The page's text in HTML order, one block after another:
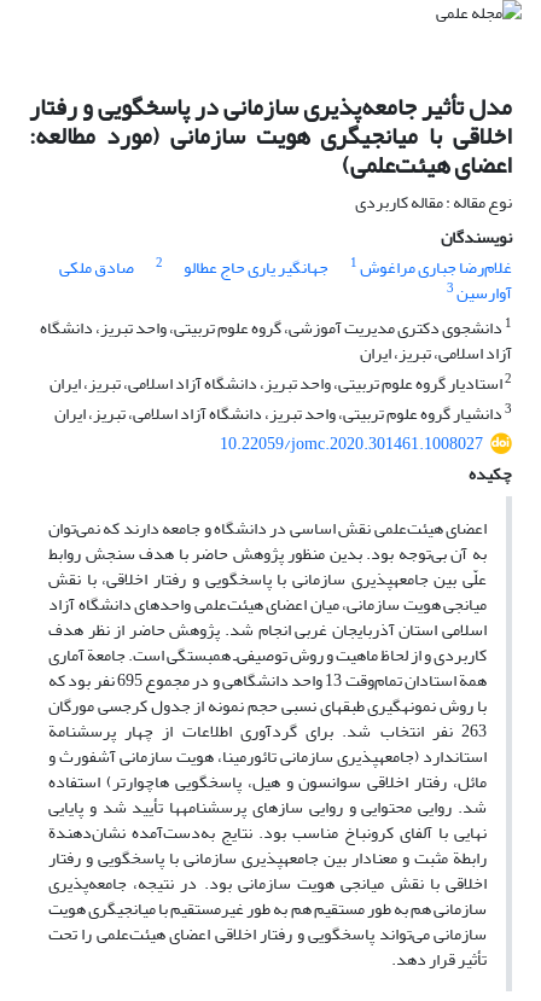
مدل تأثیر جامعه‌پذیری سازمانی در پاسخگویی و رفتار
اخلاقی با میانجیگری هویت سازمانی (مورد مطالعه:
اعضای هیئت‌علمی)
نوع مقاله : مقاله کاربردی
نویسندگان
غلام‌رضا جباری مراغوش1 جهانگیر یاری حاج عطالو 2 صادق ملکی
آوارسین3
1 دانشجوی دکتری مدیریت آموزشی، گروه علوم تربیتی، واحد تبریز، دانشگاه
آزاد اسلامی، تبریز، ایران
2استادیار گروه علوم تربیتی، واحد تبریز، دانشگاه آزاد اسلامی، تبریز، ایران
3دانشیار گروه علوم تربیتی، واحد تبریز، دانشگاه آزاد اسلامی، تبریز، ایران
10.22059/jomc.2020.301461.1008027
چکیده
اعضای هیئت‌علمی نقش اساسی در دانشگاه و جامعه دارند که نمی‌توان
به آن بی‌توجه بود. بدین منظور پژوهش حاضر با هدف سنجش روابط
علّی بین جامعه‏پذیری سازمانی با پاسخگویی و رفتار اخلاقی، با نقش
میانجی هویت سازمانی، میان اعضای هیئت‌علمی واحدهای دانشگاه آزاد
اسلامی استان آذربایجان غربی انجام شد. پژوهش حاضر از نظر هدف
کاربردی و از لحاظ ماهیت و روش توصیفی‌ـ همبستگی است. جامعة آماری
همة استادان تمام‌وقت 13 واحد دانشگاهی و در مجموع 695 نفر بود که
با روش نمونه‏گیری طبقه‏ای نسبی حجم نمونه از جدول کرجسی مورگان
263 نفر انتخاب شد. برای گردآوری اطلاعات از چهار پرسشنامة‏
استاندارد (جامعه‏پذیری سازمانی تائورمینا، هویت سازمانی آشفورث و
مائل، رفتار اخلاقی سوانسون و هیل، پاسخگویی هاچوارتر) استفاده
شد. روایی محتوایی و روایی سازه‏ای پرسشنامه‏ها تأیید شد و پایایی
نهایی با آلفای کرونباخ مناسب بود. نتایج به‌دست‌آمده نشان‌دهندة
رابطة مثبت و معنادار بین جامعه‏پذیری سازمانی با پاسخگویی و رفتار
اخلاقی با نقش میانجی هویت سازمانی بود. در نتیجه، جامعه‌پذیری
سازمانی هم به طور مستقیم هم به طور غیرمستقیم با میانجیگری هویت
سازمانی می‌تواند پاسخگویی و رفتار اخلاقی اعضای هیئت‌علمی را تحت
تأثیر قرار دهد.